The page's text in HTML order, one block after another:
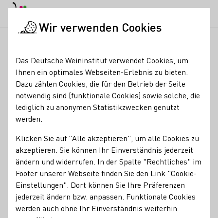
Vertikalverkostung der
Lage "Stielweg" im
Weingut Künstler
Registrierung erforderlich
Weinprobe mit Kellerführung
Lassen Sie sich das Weingut Künstler
persönlich von
Gunter Künstler
zeigen und bekommen sie so einen
umfassenden Einblick insWeingut und seine
Einzigartigkeit der Lage.
Wir verwenden Cookies
Das Deutsche Weininstitut verwendet Cookies, um
Ihnen ein optimales Webseiten-Erlebnis zu bieten.
Dazu zählen Cookies, die für den Betrieb der Seite
notwendig sind (funktionale Cookies) sowie solche, die
lediglich zu anonymen Statistikzwecken genutzt
werden.
Klicken Sie auf "Alle akzeptieren", um alle Cookies zu
akzeptieren. Sie können Ihr Einverständnis jederzeit
ändern und widerrufen. In der Spalte "Rechtliches" im
Footer unserer Webseite finden Sie den Link "Cookie-
Einstellungen". Dort können Sie Ihre Präferenzen
jederzeit ändern bzw. anpassen. Funktionale Cookies
werden auch ohne Ihr Einverständnis weiterhin